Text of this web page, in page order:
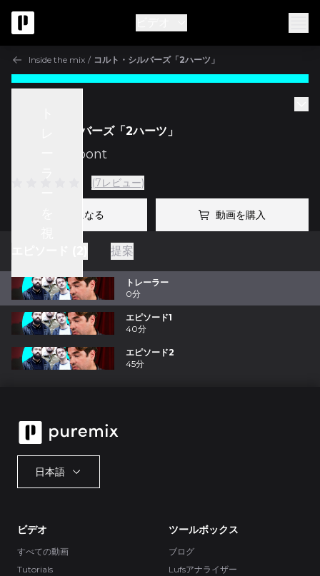
Inside the mix / コルト・シルバーズ「2ハーツ」
コルト・シルバーズ「2ハーツ」
Fab Dupont
(7レビュー)
プロになる 動画を購入
提案
トレーラー
0分
エピソード1
40分
エピソード2
45分
日本語
ビデオ
すべての動画
Tutorials
ツールボックス
ブログ
Lufsアナライザー